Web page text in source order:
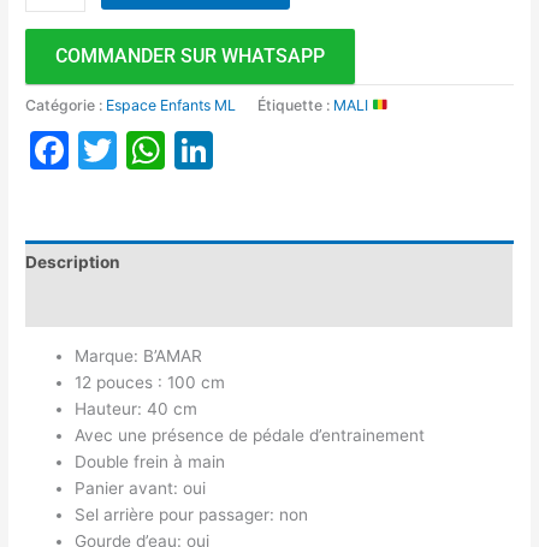
COMMANDER SUR WHATSAPP
Catégorie : Espace Enfants ML Étiquette : MALI
Facebook
TwitterWhatsApp
Description
Marque: B’AMAR
12 pouces : 100 cm
Hauteur: 40 cm
Avec une présence de pédale d’entrainement
Double frein à main
Panier avant: oui
Sel arrière pour passager: non
Gourde d’eau: oui